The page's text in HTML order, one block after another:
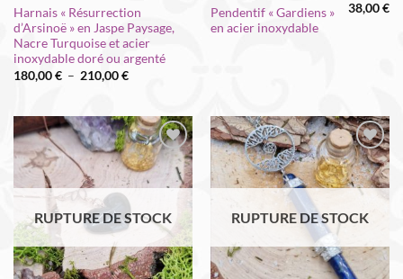
Harnais « Résurrection
d’Arsinoë » en Jaspe Paysage,
Nacre Turquoise et acier
inoxydable doré ou argenté
180,00€ – 210,00€Plage
à
210,00 €
Pendentif « Gardiens »
en acier inoxydable
38,00€
RUPTURE DE STOCK RUPTURE DE STOCK